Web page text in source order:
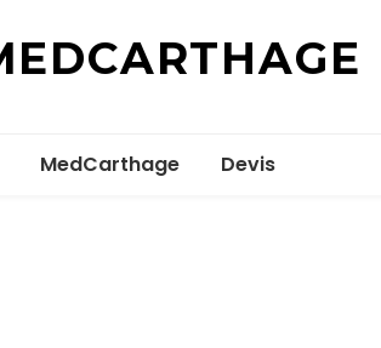
esthétique
MedCarthage Devis